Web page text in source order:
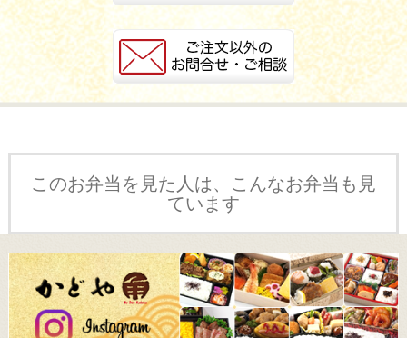
このお弁当を見た人は、こんなお弁当も見
ています